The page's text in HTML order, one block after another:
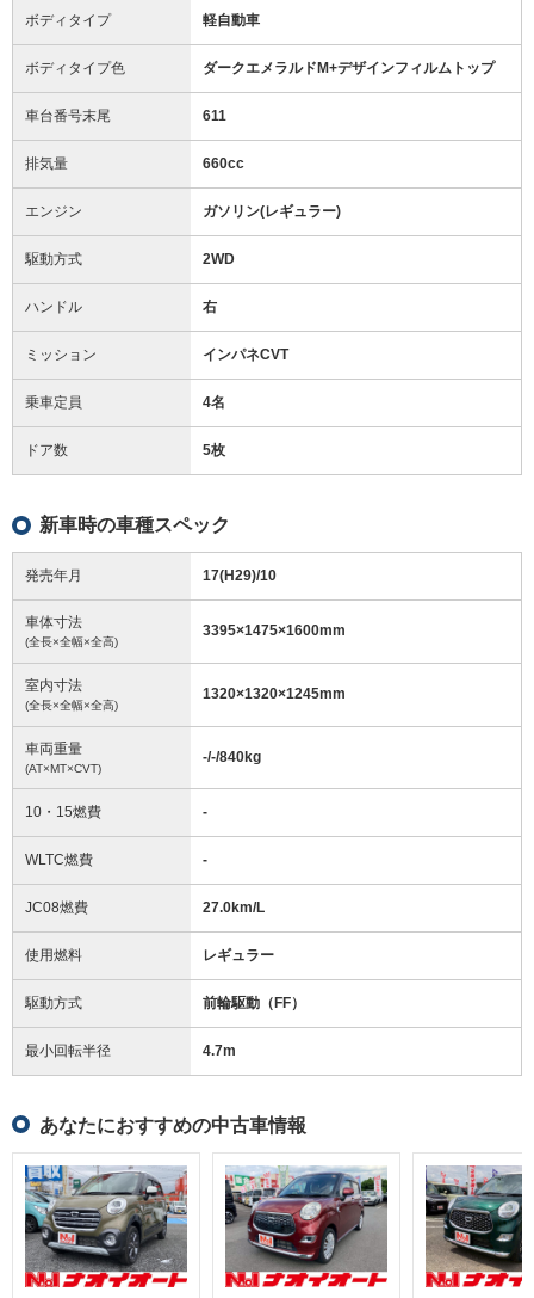
ボディタイプ 軽自動車
ボディタイプ色 ダークエメラルドM+デザインフィルムトップ
車台番号末尾 611
排気量 660cc
エンジン ガソリン(レギュラー)
駆動方式 2WD
ハンドル 右
ミッション インパネCVT
乗車定員 4名
ドア数 5枚
新車時の車種スペック
発売年月 17(H29)/10
車体寸法
(全長×全幅×全高)
3395×1475×1600mm
室内寸法
(全長×全幅×全高)
1320×1320×1245mm
車両重量
(AT×MT×CVT)
-/-/840kg
10・15燃費 -
WLTC燃費 -
JC08燃費 27.0km/L
使用燃料 レギュラー
駆動方式 前輪駆動（FF）
最小回転半径 4.7m
あなたにおすすめの中古車情報